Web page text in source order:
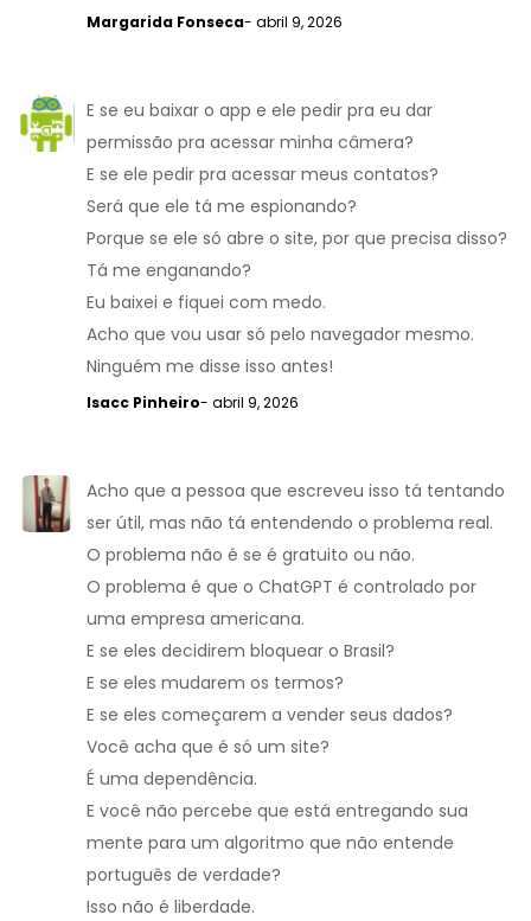
Margarida Fonseca- abril 9, 2026
E se eu baixar o app e ele pedir pra eu dar
permissão pra acessar minha câmera?
E se ele pedir pra acessar meus contatos?
Será que ele tá me espionando?
Porque se ele só abre o site, por que precisa disso?
Tá me enganando?
Eu baixei e fiquei com medo.
Acho que vou usar só pelo navegador mesmo.
Ninguém me disse isso antes!
Isacc Pinheiro- abril 9, 2026
Acho que a pessoa que escreveu isso tá tentando
ser útil, mas não tá entendendo o problema real.
O problema não é se é gratuito ou não.
O problema é que o ChatGPT é controlado por
uma empresa americana.
E se eles decidirem bloquear o Brasil?
E se eles mudarem os termos?
E se eles começarem a vender seus dados?
Você acha que é só um site?
É uma dependência.
E você não percebe que está entregando sua
mente para um algoritmo que não entende
português de verdade?
Isso não é liberdade.